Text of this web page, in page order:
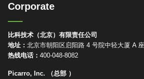
Corporate
比科技术（北京）有限责任公司
地址： 北京市朝阳区启阳路 4 号院中轻大厦 A
热线电话： 400-048-8082
Picarro, Inc. （总部 ）